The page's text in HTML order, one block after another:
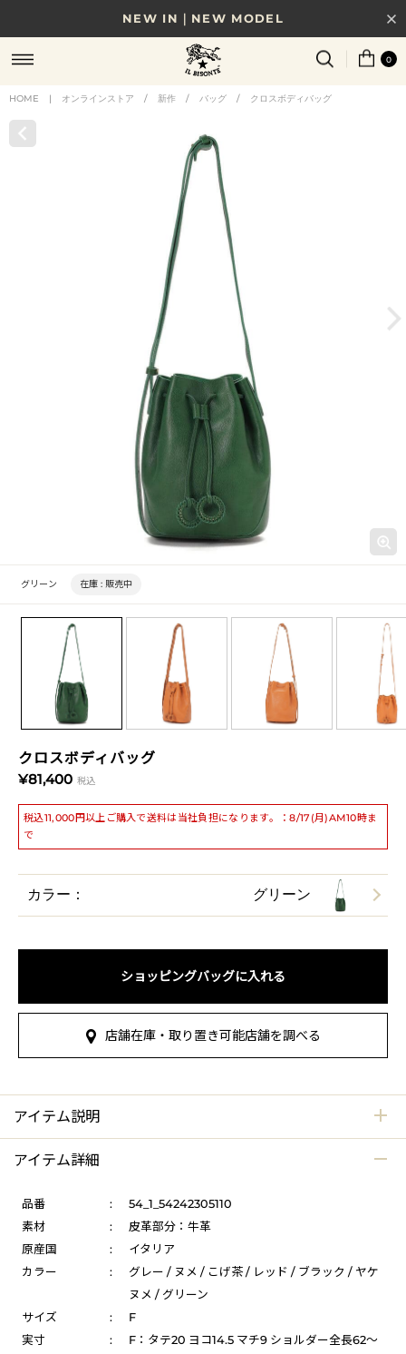
NEW IN｜NEW MODEL
8/17(月)10時まで｜税込11,000円以上で送料無料
贈る相手やシーンから選べる、新しいギフトガイド
0
HOME | オンラインストア / 新作 / バッグ / クロスボディバッグ
クロスボディバッグ
¥81,400 税込
税込11,000円以上ご購入で送料は当社負担になります。：8/17(月)AM10時ま
で
グリーン 在庫 : 販売中
カラー： グリーン
ショッピングバッグに入れる
店舗在庫・取り置き可能店舗を調べる
アイテム説明
アイテム詳細
品番 :
54_1_54242305110
素材
:
皮革部分：牛革
原産国
:
イタリア
カラー
:
グレー / ヌメ / こげ茶 / レッド / ブラック / ヤケ
ヌメ / グリーン
サイズ
:
F
実寸
:
F：タテ20 ヨコ14.5 マチ9 ショルダー全長62～